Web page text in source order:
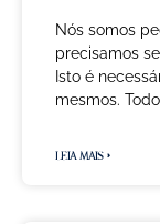
Nós somos
precisamos
Isto é
mesmos.
LEIA MAIS »